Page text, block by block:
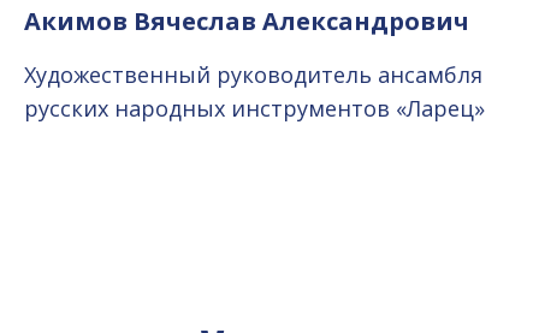
Акимов Вячеслав Александрович
Художественный руководитель ансамбля
русских народных инструментов «Ларец»